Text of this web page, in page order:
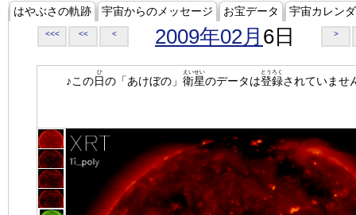
はやぶさの軌跡 宇宙からのメッセージ お宝データ 宇宙カレン
<<< << < 2009年02月 6日 >
♪この日
ひ
の「あけぼの」 衛星
えいせい
のデータは登録
とうろく
されていませ